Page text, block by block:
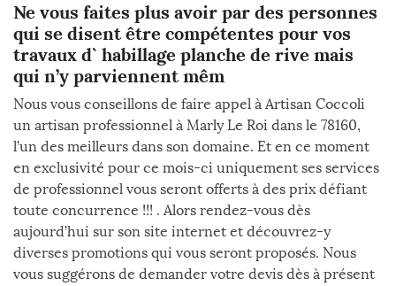
Ne vous faites plus avoir par des personnes
qui se disent être compétentes pour vos
travaux d` habillage planche de rive mais
qui n’y parviennent mêm
Nous vous conseillons de faire appel à Artisan Coccoli
un artisan professionnel à Marly Le Roi dans le 78160,
l’un des meilleurs dans son domaine. Et en ce moment
en exclusivité pour ce mois-ci uniquement ses services
de professionnel vous seront offerts à des prix défiant
toute concurrence !!! . Alors rendez-vous dès
aujourd’hui sur son site internet et découvrez-y
diverses promotions qui vous seront proposés. Nous
vous suggérons de demander votre devis dès à présent